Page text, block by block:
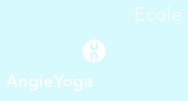
Ecole
AngieYoga